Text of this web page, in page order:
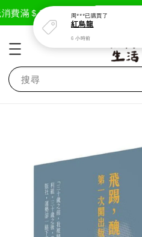
費滿＄1800免運費 現在去購物！
搜尋
周***已購買了
紅烏龍
6 小時前